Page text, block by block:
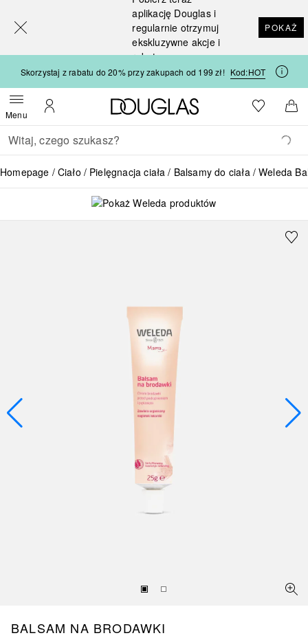
aplikację Douglas i
regularnie otrzymuj
ekskluzywne akcje i
rabaty
POKAŻ
Skorzystaj z rabatu do 20% przy zakupach od 199 zł! Kod:HOT
MenuOtwórz menuMoje konto
Strona główna Douglas
Do listyDo
Wracać
Wykonaj wyszukiwanie
Homepage Ciało Pielęgnacja ciała Balsamy do ciała Weleda
BALSAM NA BRODAWKI
[navigation.slideout.screenreader]